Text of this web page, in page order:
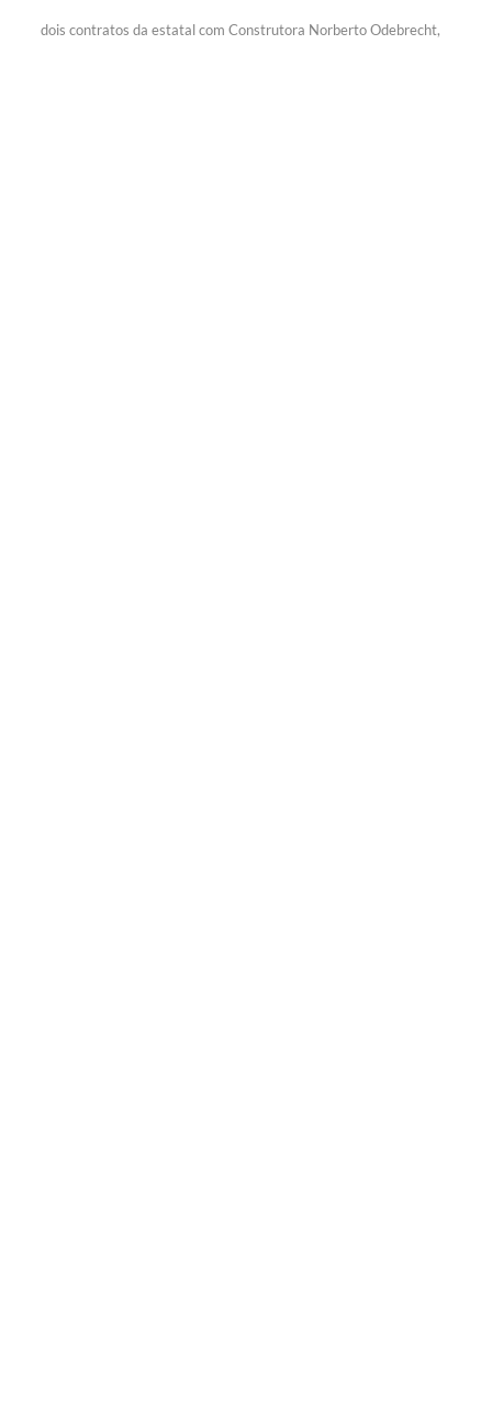
dois contratos da estatal com Construtora Norberto Odebrecht,